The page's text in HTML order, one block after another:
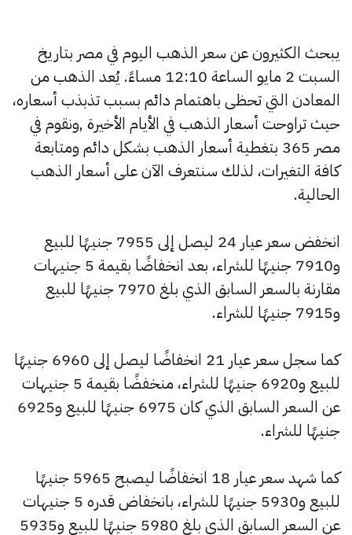
يبحث الكثيرون عن سعر الذهب اليوم في مصر بتاريخ
السبت 2 مايو الساعة 12:10 مساءً. يُعد الذهب من
المعادن التي تحظى باهتمام دائم بسبب تذبذب أسعاره،
حيث تراوحت أسعار الذهب في الأيام الأخيرة ,ونقوم في
مصر 365 بتغطية أسعار الذهب بشكل دائم ومتابعة
كافة التغيرات، لذلك سنتعرف الآن على أسعار الذهب
الحالية.
انخفض سعر عيار 24 ليصل إلى 7955 جنيهًا للبيع
و7910 جنيهًا للشراء، بعد انخفاضًا بقيمة 5 جنيهات
مقارنة بالسعر السابق الذي بلغ 7970 جنيهًا للبيع
و7915 جنيهًا للشراء.
كما سجل سعر عيار 21 انخفاضًا ليصل إلى 6960 جنيهًا
للبيع و6920 جنيهًا للشراء، منخفضًا بقيمة 5 جنيهات
عن السعر السابق الذي كان 6975 جنيهًا للبيع و6925
جنيهًا للشراء.
كما شهد سعر عيار 18 انخفاضًا ليصبح 5965 جنيهًا
للبيع و5930 جنيهًا للشراء، بانخفاض قدره 5 جنيهات
عن السعر السابق الذي بلغ 5980 جنيهًا للبيع و5935